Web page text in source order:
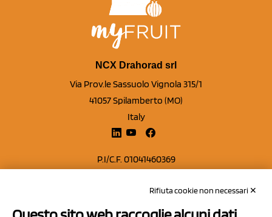
NCX Drahorad srl
Via Prov.le Sassuolo Vignola 315/1
41057 Spilamberto (MO)
Italy
P.I/C.F. 01041460369
Capitale sociale Euro 50.000,00 i.v.Rifiuta cookie non necessari ✕